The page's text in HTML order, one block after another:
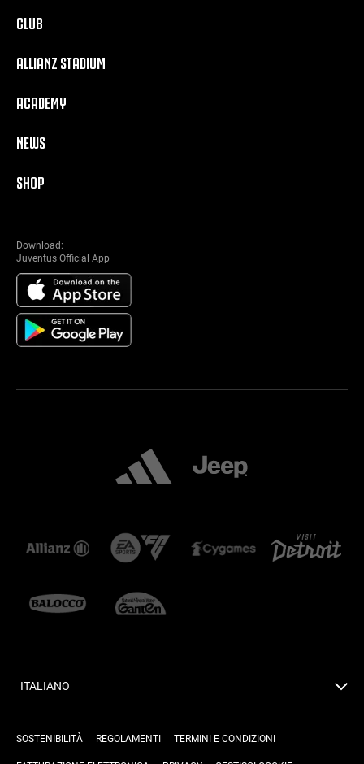
CLUB
ALLIANZ STADIUM
ACADEMY
NEWS
SHOP
Download:
Juventus Official App
ITALIANO
SOSTENIBILITÀ REGOLAMENTI TERMINI E CONDIZIONI